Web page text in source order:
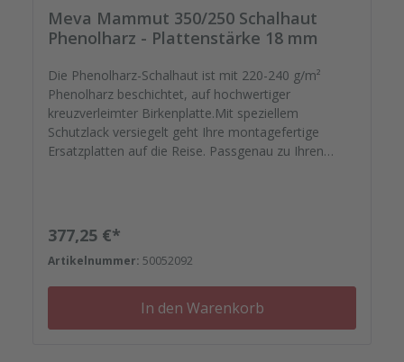
Meva Mammut 350/250 Schalhaut
Phenolharz - Plattenstärke 18 mm
Die Phenolharz-Schalhaut ist mit 220-240 g/m²
Phenolharz beschichtet, auf hochwertiger
kreuzverleimter Birkenplatte.Mit speziellem
Schutzlack versiegelt geht Ihre montagefertige
Ersatzplatten auf die Reise. Passgenau zu Ihren
Nieten, Schrauben, Kunststoffeinsätzen bis zu
Reparaturplättchen. Diese Schalhaut besteht
aufgrund ihrer Größe aus einer zweigeteilten Platte
mit V-Nut.
Regulärer Preis:
377,25 €*
Artikelnummer: 50052092
In den Warenkorb